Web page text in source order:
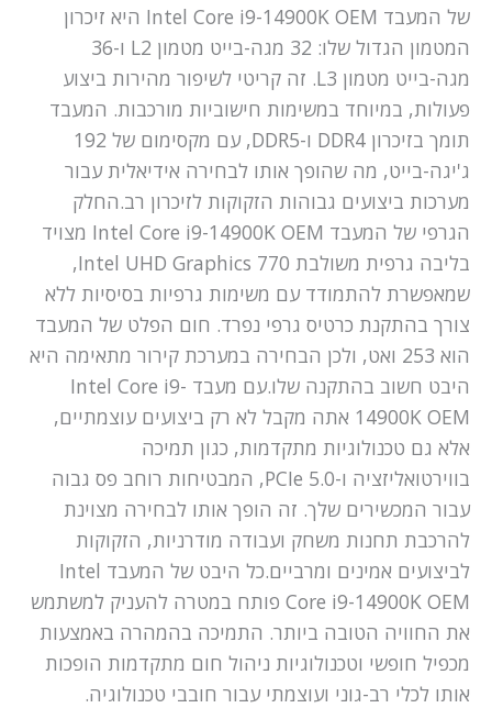
של המעבד Intel Core i9-14900K OEM היא זיכרון
המטמון הגדול שלו: 32 מגה-בייט מטמון L2 ו-36
מגה-בייט מטמון L3. זה קריטי לשיפור מהירות ביצוע
פעולות, במיוחד במשימות חישוביות מורכבות. המעבד
תומך בזיכרון DDR4 ו-DDR5, עם מקסימום של 192
ג'יגה-בייט, מה שהופך אותו לבחירה אידיאלית עבור
מערכות ביצועים גבוהות הזקוקות לזיכרון רב.החלק
הגרפי של המעבד Intel Core i9-14900K OEM מצויד
בליבה גרפית משולבת Intel UHD Graphics 770,
שמאפשרת להתמודד עם משימות גרפיות בסיסיות ללא
צורך בהתקנת כרטיס גרפי נפרד. חום הפלט של המעבד
הוא 253 ואט, ולכן הבחירה במערכת קירור מתאימה היא
היבט חשוב בהתקנה שלו.עם מעבד Intel Core i9-
14900K OEM אתה מקבל לא רק ביצועים עוצמתיים,
אלא גם טכנולוגיות מתקדמות, כגון תמיכה
בווירטואליזציה ו-PCIe 5.0, המבטיחות רוחב פס גבוה
עבור המכשירים שלך. זה הופך אותו לבחירה מצוינת
להרכבת תחנות משחק ועבודה מודרניות, הזקוקות
לביצועים אמינים ומרביים.כל היבט של המעבד Intel
Core i9-14900K OEM פותח במטרה להעניק למשתמש
את החוויה הטובה ביותר. התמיכה בהמהרה באמצעות
מכפיל חופשי וטכנולוגיות ניהול חום מתקדמות הופכות
אותו לכלי רב-גוני ועוצמתי עבור חובבי טכנולוגיה.